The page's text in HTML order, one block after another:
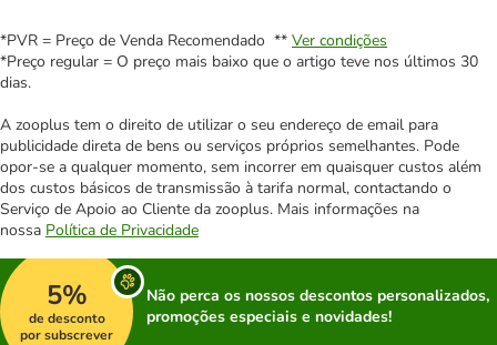
*PVR = Preço de Venda Recomendado ** Ver condições
*Preço regular = O preço mais baixo que o artigo teve nos últimos 30
dias.
A zooplus tem o direito de utilizar o seu endereço de email para
publicidade direta de bens ou serviços próprios semelhantes. Pode
opor-se a qualquer momento, sem incorrer em quaisquer custos além
dos custos básicos de transmissão à tarifa normal, contactando o
Serviço de Apoio ao Cliente da zooplus. Mais informações na
nossa Política de Privacidade
5%
de desconto
por subscrever
Não perca os nossos descontos personalizados,
promoções especiais e novidades!